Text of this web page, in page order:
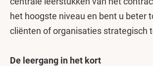
het hoogste niveau en bent u beter
cliënten of organisaties strategisch
De leergang in het kort